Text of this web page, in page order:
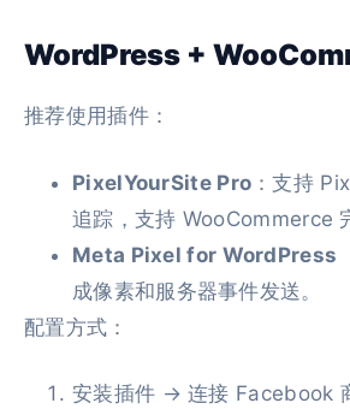
WordPress +
推荐使用插件：
PixelYourSite Pro ：支持
追踪，支持 WooCommerce
Meta Pixel for WordPress（
成像素和服务器事件发送。
配置方式：
安装插件 → 连接 Facebook